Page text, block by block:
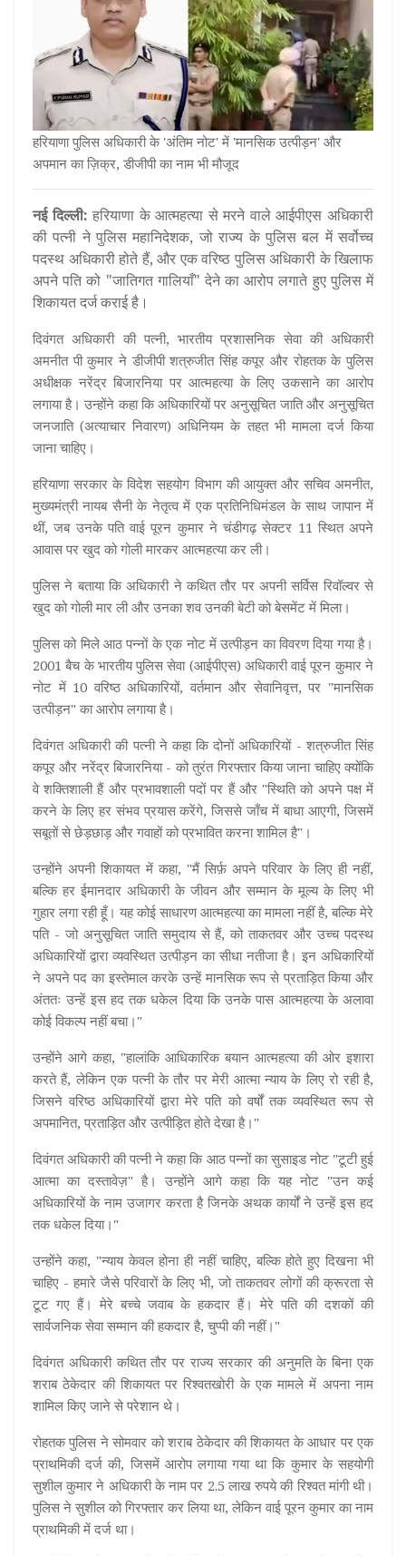
हरियाणा पुलिस अधिकारी के 'अंतिम नोट' में 'मानसिक उत्पीड़न' और
अपमान का ज़िक्र, डीजीपी का नाम भी मौजूद
नई दिल्ली:हरियाणा के आत्महत्या से मरने वाले आईपीएस अधिकारी
की पत्नी ने पुलिस महानिदेशक, जो राज्य के पुलिस बल में सर्वोच्च
पदस्थ अधिकारी होते हैं, और एक वरिष्ठ पुलिस अधिकारी के खिलाफ
अपने पति को "जातिगत गालियाँ" देने का आरोप लगाते हुए पुलिस में
शिकायत दर्ज कराई है।
दिवंगत अधिकारी की पत्नी, भारतीय प्रशासनिक सेवा की अधिकारी
अमनीत पी कुमार ने डीजीपी शत्रुजीत सिंह कपूर और रोहतक के पुलिस
अधीक्षक नरेंद्र बिजारनिया पर आत्महत्या के लिए उकसाने का आरोप
लगाया है। उन्होंने कहा कि अधिकारियों पर अनुसूचित जाति और अनुसूचित
जनजाति (अत्याचार निवारण) अधिनियम के तहत भी मामला दर्ज किया
जाना चाहिए।
हरियाणा सरकार के विदेश सहयोग विभाग की आयुक्त और सचिव अमनीत,
मुख्यमंत्री नायब सैनी के नेतृत्व में एक प्रतिनिधिमंडल के साथ जापान में
थीं, जब उनके पति वाई पूरन कुमार ने चंडीगढ़ सेक्टर 11 स्थित अपने
आवास पर खुद को गोली मारकर आत्महत्या कर ली।
पुलिस ने बताया कि अधिकारी ने कथित तौर पर अपनी सर्विस रिवॉल्वर से
खुद को गोली मार ली और उनका शव उनकी बेटी को बेसमेंट में मिला।
पुलिस को मिले आठ पन्नों के एक नोट में उत्पीड़न का विवरण दिया गया है।
2001 बैच के भारतीय पुलिस सेवा (आईपीएस) अधिकारी वाई पूरन कुमार ने
नोट में 10 वरिष्ठ अधिकारियों, वर्तमान और सेवानिवृत्त, पर "मानसिक
उत्पीड़न" का आरोप लगाया है।
दिवंगत अधिकारी की पत्नी ने कहा कि दोनों अधिकारियों - शत्रुजीत सिंह
कपूर और नरेंद्र बिजारनिया - को तुरंत गिरफ्तार किया जाना चाहिए क्योंकि
वे शक्तिशाली हैं और प्रभावशाली पदों पर हैं और "स्थिति को अपने पक्ष में
करने के लिए हर संभव प्रयास करेंगे, जिससे जाँच में बाधा आएगी, जिसमें
सबूतों से छेड़छाड़ और गवाहों को प्रभावित करना शामिल है"।
उन्होंने अपनी शिकायत में कहा, "मैं सिर्फ़ अपने परिवार के लिए ही नहीं,
बल्कि हर ईमानदार अधिकारी के जीवन और सम्मान के मूल्य के लिए भी
गुहार लगा रही हूँ। यह कोई साधारण आत्महत्या का मामला नहीं है, बल्कि मेरे
पति - जो अनुसूचित जाति समुदाय से हैं, को ताकतवर और उच्च पदस्थ
अधिकारियों द्वारा व्यवस्थित उत्पीड़न का सीधा नतीजा है। इन अधिकारियों
ने अपने पद का इस्तेमाल करके उन्हें मानसिक रूप से प्रताड़ित किया और
अंततः उन्हें इस हद तक धकेल दिया कि उनके पास आत्महत्या के अलावा
कोई विकल्प नहीं बचा।"
उन्होंने आगे कहा, "हालांकि आधिकारिक बयान आत्महत्या की ओर इशारा
करते हैं, लेकिन एक पत्नी के तौर पर मेरी आत्मा न्याय के लिए रो रही है,
जिसने वरिष्ठ अधिकारियों द्वारा मेरे पति को वर्षों तक व्यवस्थित रूप से
अपमानित, प्रताड़ित और उत्पीड़ित होते देखा है।"
दिवंगत अधिकारी की पत्नी ने कहा कि आठ पन्नों का सुसाइड नोट "टूटी हुई
आत्मा का दस्तावेज़" है। उन्होंने आगे कहा कि यह नोट "उन कई
अधिकारियों के नाम उजागर करता है जिनके अथक कार्यों ने उन्हें इस हद
तक धकेल दिया।"
उन्होंने कहा, "न्याय केवल होना ही नहीं चाहिए, बल्कि होते हुए दिखना भी
चाहिए - हमारे जैसे परिवारों के लिए भी, जो ताकतवर लोगों की क्रूरता से
टूट गए हैं। मेरे बच्चे जवाब के हकदार हैं। मेरे पति की दशकों की
सार्वजनिक सेवा सम्मान की हकदार है, चुप्पी की नहीं।"
दिवंगत अधिकारी कथित तौर पर राज्य सरकार की अनुमति के बिना एक
शराब ठेकेदार की शिकायत पर रिश्वतखोरी के एक मामले में अपना नाम
शामिल किए जाने से परेशान थे।
रोहतक पुलिस ने सोमवार को शराब ठेकेदार की शिकायत के आधार पर एक
प्राथमिकी दर्ज की, जिसमें आरोप लगाया गया था कि कुमार के सहयोगी
सुशील कुमार ने अधिकारी के नाम पर 2.5 लाख रुपये की रिश्वत मांगी थी।
पुलिस ने सुशील को गिरफ्तार कर लिया था, लेकिन वाई पूरन कुमार का नाम
प्राथमिकी में दर्ज था।